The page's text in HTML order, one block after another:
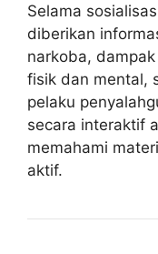
Selama
diberikan
narkoba,
fisik dan mental,
pelaku
secara interaktif
memahami
aktif.